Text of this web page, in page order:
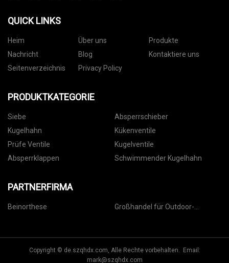
QUICK LINKS
Heim Über uns
Produkte
Nachricht
Blog
Kontaktiere uns
Seitenverzeichnis
Privacy Policy
PRODUKTKATEGORIE
Siebe
Absperrschieber
Kugelhahn
Kükenventile
Prüfe Ventile
Kugelventile
Absperrklappen
Schwimmender Kugelhahn
PARTNERFIRMA
Beinorthese
Großhandel für Outdoor-
Copyright © de.szqhdx.com, Alle Rechte vorbehalten. Email:
mark@szqhdx.com